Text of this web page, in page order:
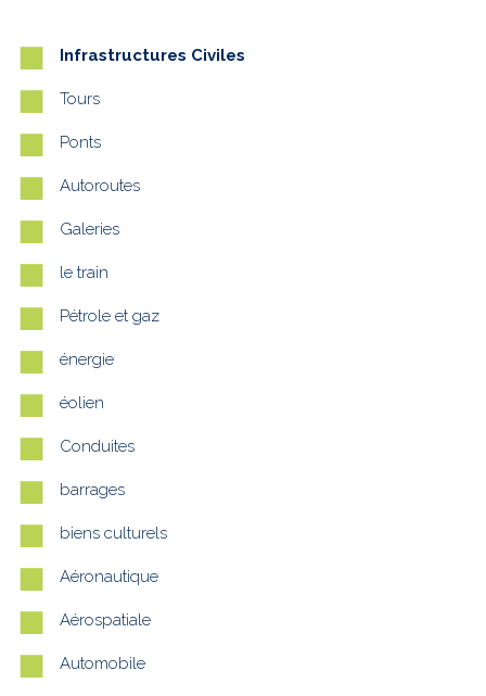
Infrastructures Civiles
Tours
Ponts
Autoroutes
Galeries
le train
Pétrole et gaz
énergie
éolien
Conduites
barrages
biens culturels
Aéronautique
Aérospatiale
Automobile